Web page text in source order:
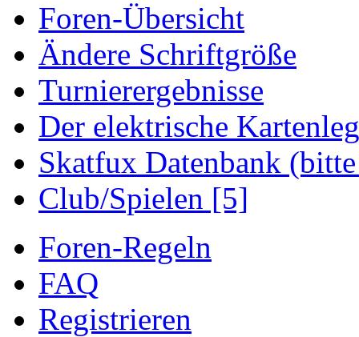
Foren-Übersicht
Ändere Schriftgröße
Turnierergebnisse
Der elektrische
Skatfux Datenbank
Club/Spielen [5]
Foren-Regeln
FAQ
Registrieren